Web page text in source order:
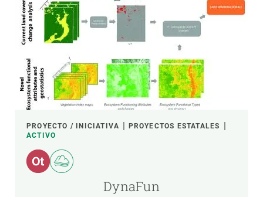
PROYECTO / INICIATIVA
PROYECTOS ESTATALES
ACTIVO
DynaFun